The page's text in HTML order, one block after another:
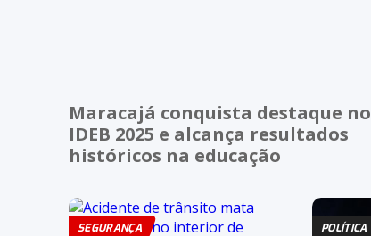
Maracajá conquista destaque no
IDEB 2025 e alcança resultados
históricos na educação
SEGURANÇA POLÍTICA